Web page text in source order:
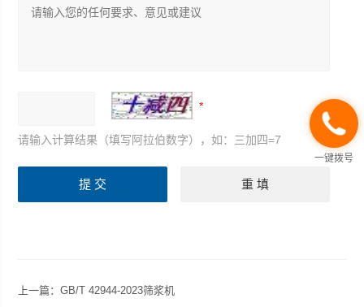
请输入计算结果（填写阿拉伯数字），如：三加四=7
上一篇：GB/T 42944-2023筛浆机
一键拨号